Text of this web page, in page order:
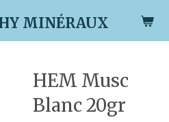
MINÉRAUX
HEM Musc
Blanc 20gr